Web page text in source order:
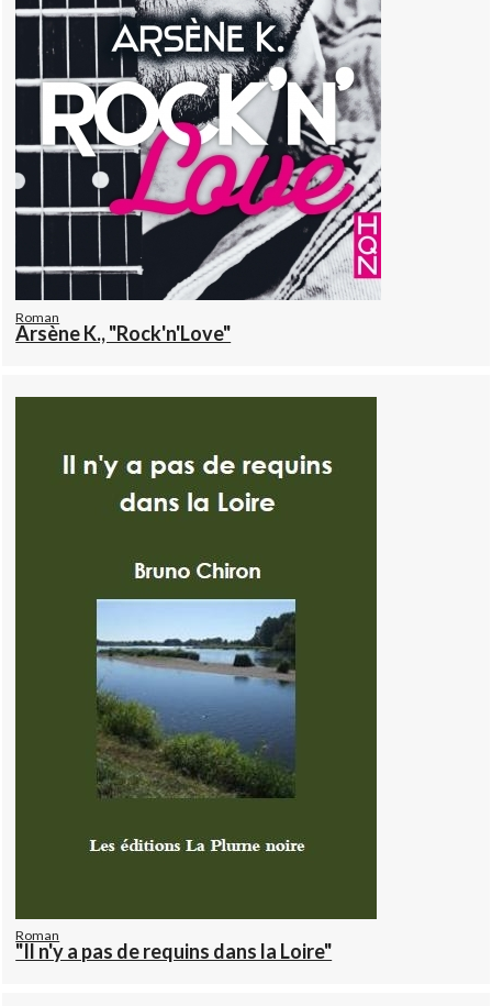
Roman
Arsène K., "Rock'n'Love"
Roman
"Il n'y a pas de requins dans la Loire"